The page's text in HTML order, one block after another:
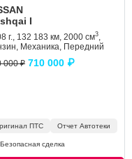
I
г., 132 183 км, 2000 см3,
Механика, Передний
000 ₽ 710 000 ₽
ПТС Отчет Автотеки
Безопасная сделка